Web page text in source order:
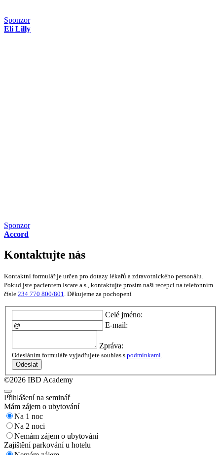
Sponzor
Eli Lilly
Sponzor
Accord
Kontaktujte nás
Kontaktní formulář je určen pro dotazy lékařů a zdravotnického personálu.
Pokud jste pacientem Iscare a.s., kontaktujte prosím naší recepci na telefonním
čísle 234 770 800/801. Děkujeme za pochopení
Celé jméno:
E-mail:
Zpráva:
Odesláním formuláře vyjadřujete souhlas s podmínkami
Odeslat
©2026 IBD Academy
Přihlášení na seminář
Mám zájem o ubytování
Na 1 noc
Na 2 noci
Nemám zájem o ubytování
Zajištění parkování u hotelu